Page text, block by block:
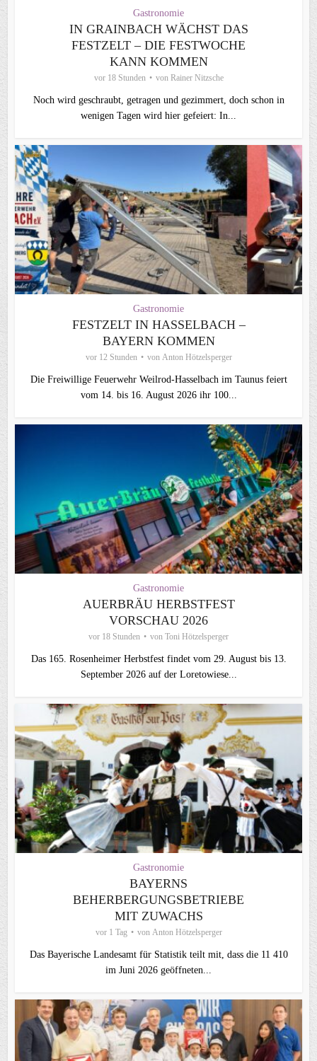
Gastronomie
IN GRAINBACH WÄCHST DAS
FESTZELT – DIE FESTWOCHE
KANN KOMMEN
vor 18 Stunden von Rainer Nitzsche
Noch wird geschraubt, getragen und gezimmert, doch schon in
wenigen Tagen wird hier gefeiert: In...
Gastronomie
FESTZELT IN HASSELBACH –
BAYERN KOMMEN
vor 12 Stunden von Anton Hötzelsperger
Die Freiwillige Feuerwehr Weilrod-Hasselbach im Taunus feiert
vom 14. bis 16. August 2026 ihr 100...
Gastronomie
AUERBRÄU HERBSTFEST
VORSCHAU 2026
vor 18 Stunden von Toni Hötzelsperger
Das 165. Rosenheimer Herbstfest findet vom 29. August bis 13.
September 2026 auf der Loretowiese...
Gastronomie
BAYERNS
BEHERBERGUNGSBETRIEBE
MIT ZUWACHS
vor 1 Tag von Anton Hötzelsperger
Das Bayerische Landesamt für Statistik teilt mit, dass die 11 410
im Juni 2026 geöffneten...